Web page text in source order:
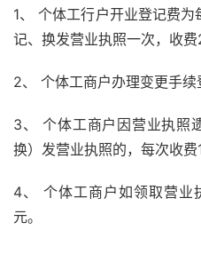
1、 个体工行户开业登记费
记、换发营业执照一次，收费
2、 个体工商户办理变更手续
3、 个体工商户因营业执照
换）发营业执照的，每次收费
4、 个体工商户如领取营业
元。